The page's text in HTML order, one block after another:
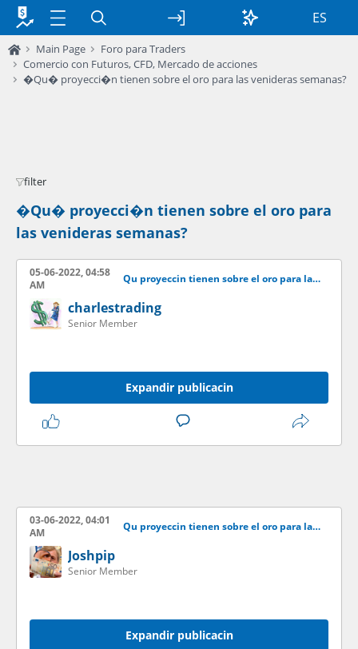
ES
Main Page
Foro para Traders
Comercio con Futuros, CFD, Mercado de acciones
�Qu� proyecci�n tienen sobre el oro para las venideras semanas?
filter
�Qu� proyecci�n tienen sobre el oro para
las venideras semanas?
05-06-2022, 04:58
AM
Qu proyeccin tienen sobre el oro para las venideras semanas?
charlestrading
Senior Member
Expandir publicacin
03-06-2022, 04:01
AM
Qu proyeccin tienen sobre el oro para las venideras semanas?
Joshpip
Senior Member
Expandir publicacin